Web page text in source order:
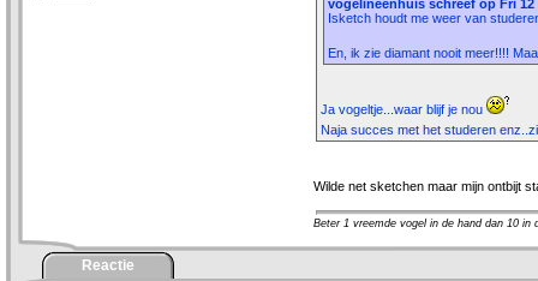
vogelineenhuis schreef op Fri 12
Isketch houdt me weer van
En, ik zie diamant nooit meer!!!!
Ja vogeltje...waar blijf je nou
Naja succes met het studeren
Wilde net sketchen maar mijn ontbijt
Beter 1 vreemde vogel in de hand dan 10
Reactie